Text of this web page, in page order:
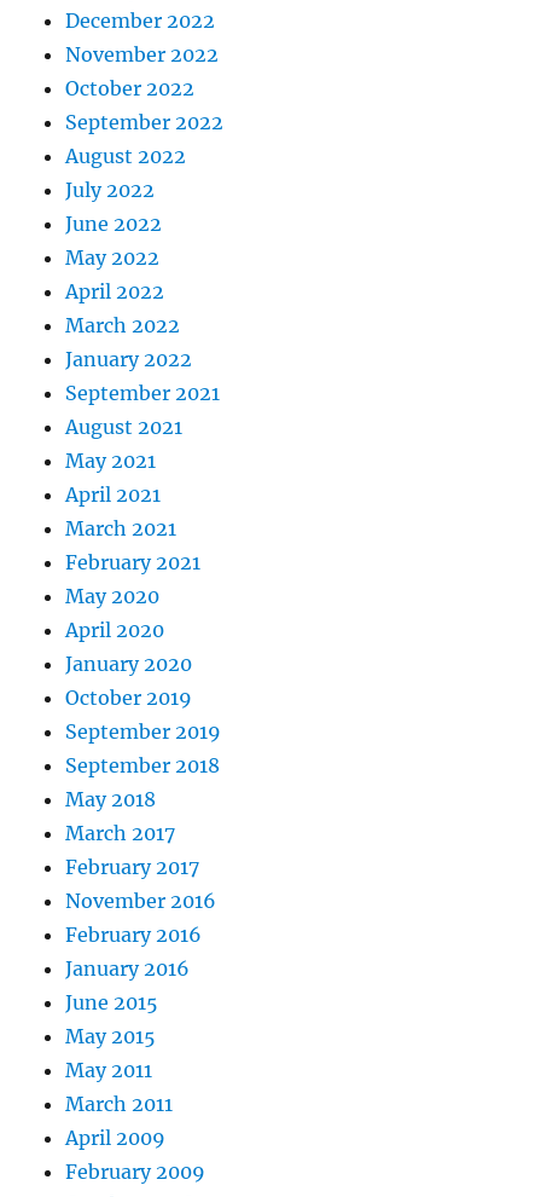
December 2022
November 2022
October 2022
September 2022
August 2022
July 2022
June 2022
May 2022
April 2022
March 2022
January 2022
September 2021
August 2021
May 2021
April 2021
March 2021
February 2021
May 2020
April 2020
January 2020
October 2019
September 2019
September 2018
May 2018
March 2017
February 2017
November 2016
February 2016
January 2016
June 2015
May 2015
May 2011
March 2011
April 2009
February 2009